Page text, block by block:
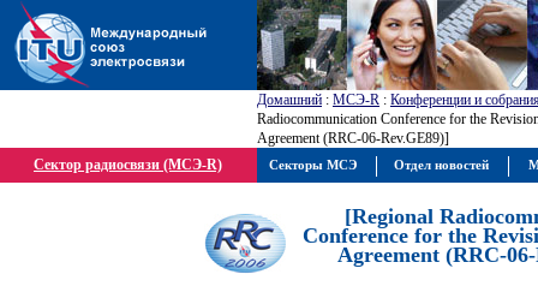
Домашний : МСЭ-R : Конференции и
Radiocommunication Conference for the
Agreement (RRC-06-Rev.GE89)]
Сектор радиосвязи (МСЭ-R)
[Regional
Conference for the
Agreement (RRC-
Секторы МСЭ Отдел новостей